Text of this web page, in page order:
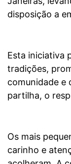
disposição a
Esta iniciativa
tradições,
comunidade e
partilha, o
Os mais
carinho e